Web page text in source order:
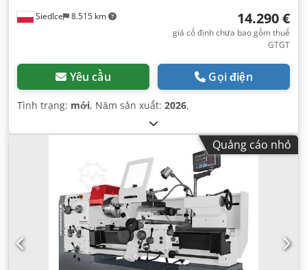
Siedlce 8.515 km 14.290 €
giá cố định chưa bao gồm thuế
GTGT
Yêu cầu Gọi điện
Tình trạng: mới, Năm sản xuất: 2026,
Quảng cáo nhỏ